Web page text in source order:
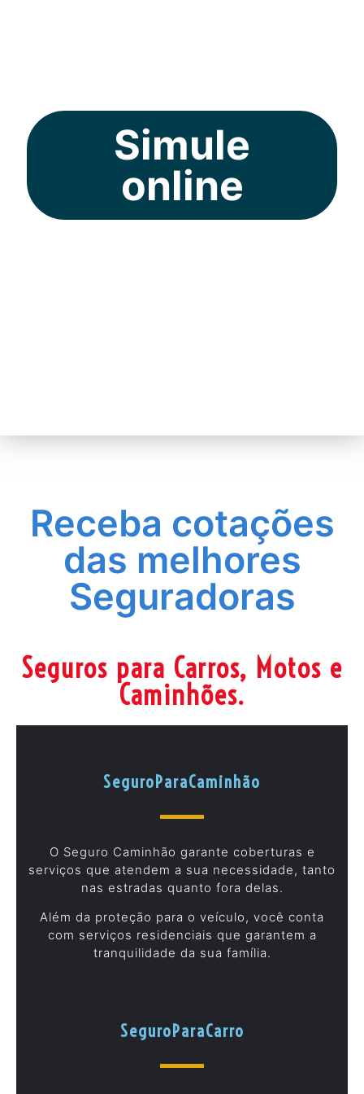
Simule
online
Receba cotações
das melhores
Seguradoras
Seguros para Carros, Motos e
Caminhões.
SeguroParaCaminhão
O Seguro Caminhão garante coberturas e
serviços que atendem a sua necessidade, tanto
nas estradas quanto fora delas.
Além da proteção para o veículo, você conta
com serviços residenciais que garantem a
tranquilidade da sua família.
SeguroParaCarro